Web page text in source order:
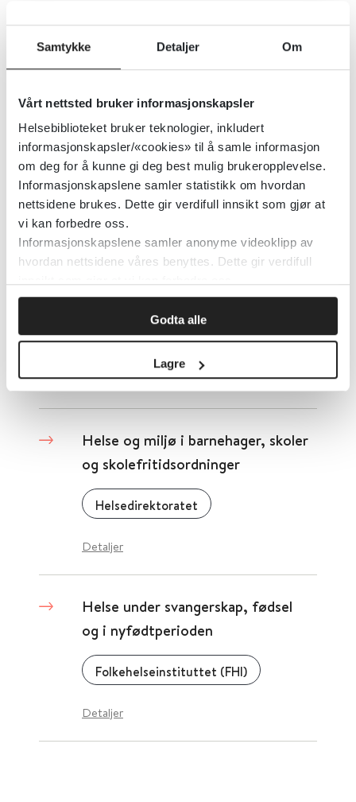
Samtykke Detaljer Om
Vårt nettsted bruker informasjonskapsler
Helsebiblioteket bruker teknologier, inkludert
informasjonskapsler/«cookies» til å samle informasjon
om deg for å kunne gi deg best mulig brukeropplevelse.
Informasjonskapslene samler statistikk om hvordan
nettsidene brukes. Dette gir verdifull innsikt som gjør at
vi kan forbedre oss.
Informasjonskapslene samler anonyme videoklipp av
hvordan nettsidene våres benyttes. Dette gir verdifull
Godta alle
Lagre
Folkehelseinstituttet (FHI)
Detaljer
Helse i den samiske befolkningen
Folkehelseinstituttet (FHI)
Detaljer
Helse i Norge - Temaside
Folkehelseinstituttet (FHI)
Detaljer
Helse og miljø i barnehager, skoler
og skolefritidsordninger
Helsedirektoratet
Detaljer
Helse under svangerskap, fødsel
og i nyfødtperioden
Folkehelseinstituttet (FHI)
Detaljer